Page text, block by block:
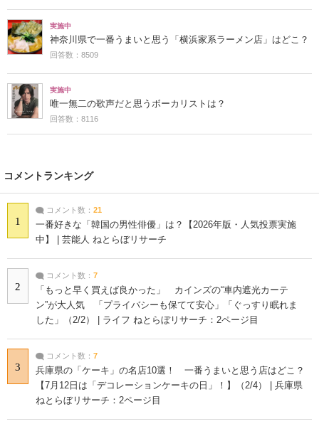
実施中
神奈川県で一番うまいと思う「横浜家系ラーメン店」はどこ？
回答数：8509
実施中
唯一無二の歌声だと思うボーカリストは？
回答数：8116
コメントランキング
1
コメント数： 21
一番好きな「韓国の男性俳優」は？【2026年版・人気投票実施
中】 | 芸能人 ねとらぼリサーチ
2
コメント数： 7
「もっと早く買えば良かった」 カインズの“車内遮光カーテ
ン”が大人気 「プライバシーも保てて安心」「ぐっすり眠れま
した」（2/2） | ライフ ねとらぼリサーチ：2ページ目
3
コメント数： 7
兵庫県の「ケーキ」の名店10選！ 一番うまいと思う店はどこ？
【7月12日は「デコレーションケーキの日」！】（2/4） | 兵庫県
ねとらぼリサーチ：2ページ目